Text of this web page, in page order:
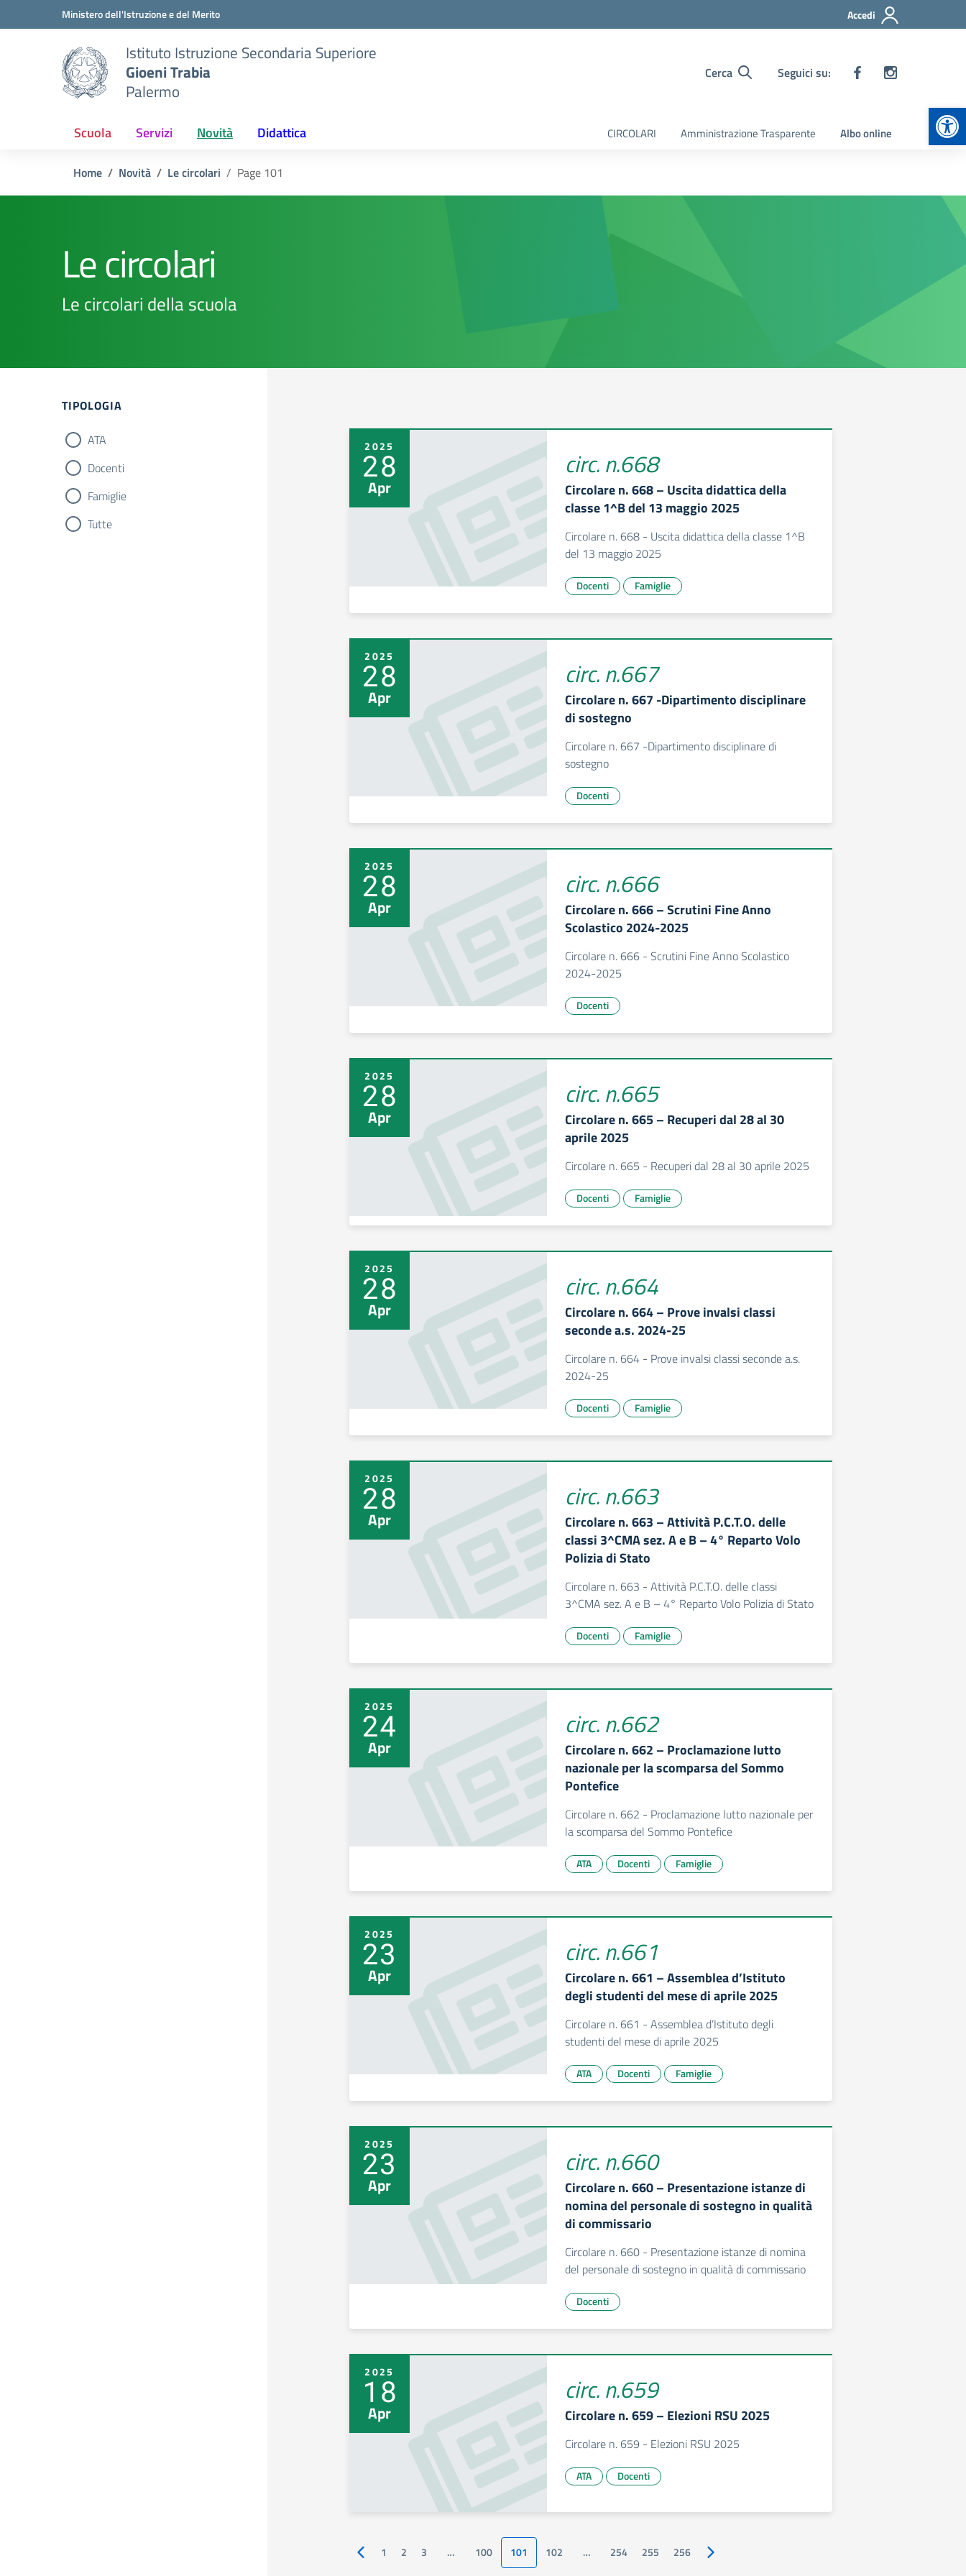
Vai ai contenuti
Vai al menu di navigazioneMinistero dell'Istruzione e del Merito Accedi
Istituto Istruzione Secondaria Superiore
Gioeni Trabia
Palermo
Cerca Seguici su:
Scuola Servizi Novità Didattica CIRCOLARI Amministrazione Trasparente Albo online
Home Novità Le circolari Page 101
Le circolari
Le circolari della scuola
Filtri
TIPOLOGIA
ATA
Docenti
Famiglie
Tutte
2025
28
Apr
circ. n.668
Circolare n. 668 – Uscita didattica della
classe 1^B del 13 maggio 2025
Circolare n. 668 - Uscita didattica della classe 1^B
del 13 maggio 2025
Docenti Famiglie
2025
28
Apr
circ. n.667
Circolare n. 667 -Dipartimento disciplinare
di sostegno
Circolare n. 667 -Dipartimento disciplinare di
sostegno
Docenti
2025
28
Apr
circ. n.666
Circolare n. 666 – Scrutini Fine Anno
Scolastico 2024-2025
Circolare n. 666 - Scrutini Fine Anno Scolastico
2024-2025
Docenti
2025
28
Apr
circ. n.665
Circolare n. 665 – Recuperi dal 28 al 30
aprile 2025
Circolare n. 665 - Recuperi dal 28 al 30 aprile 2025
Docenti Famiglie
2025
28
Apr
circ. n.664
Circolare n. 664 – Prove invalsi classi
seconde a.s. 2024-25
Circolare n. 664 - Prove invalsi classi seconde a.s.
2024-25
Docenti Famiglie
2025
28
Apr
circ. n.663
Circolare n. 663 – Attività P.C.T.O. delle
classi 3^CMA sez. A e B – 4° Reparto Volo
Polizia di Stato
Circolare n. 663 - Attività P.C.T.O. delle classi
3^CMA sez. A e B – 4° Reparto Volo Polizia di Stato
Docenti Famiglie
2025
24
Apr
circ. n.662
Circolare n. 662 – Proclamazione lutto
nazionale per la scomparsa del Sommo
Pontefice
Circolare n. 662 - Proclamazione lutto nazionale per
la scomparsa del Sommo Pontefice
ATA Docenti Famiglie
2025
23
Apr
circ. n.661
Circolare n. 661 – Assemblea d’Istituto
degli studenti del mese di aprile 2025
Circolare n. 661 - Assemblea d’Istituto degli
studenti del mese di aprile 2025
ATA Docenti Famiglie
2025
23
Apr
circ. n.660
Circolare n. 660 – Presentazione istanze di
nomina del personale di sostegno in qualità
di commissario
Circolare n. 660 - Presentazione istanze di nomina
del personale di sostegno in qualità di commissario
Docenti
2025
18
Apr
circ. n.659
Circolare n. 659 – Elezioni RSU 2025
Circolare n. 659 - Elezioni RSU 2025
ATA Docenti
Pagina precedente
1 2 3 … 100 101 102 … 254 255 256 Pagina successiva